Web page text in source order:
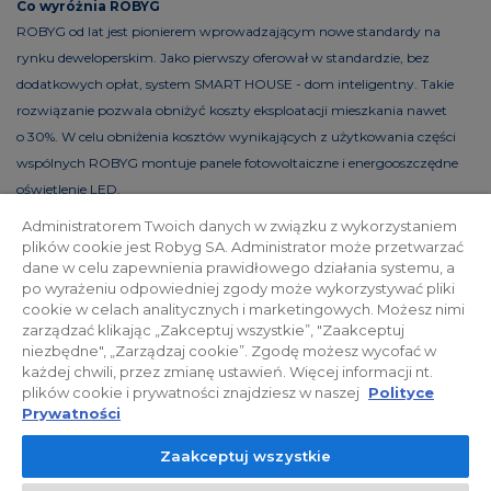
Co wyróżnia ROBYG
ROBYG od lat jest pionierem wprowadzającym nowe standardy na
rynku deweloperskim. Jako pierwszy oferował w standardzie, bez
dodatkowych opłat, system SMART HOUSE - dom inteligentny. Takie
rozwiązanie pozwala obniżyć koszty eksploatacji mieszkania nawet
o 30%. W celu obniżenia kosztów wynikających z użytkowania części
wspólnych ROBYG montuje panele fotowoltaiczne i energooszczędne
oświetlenie LED.
Polityka prywatności Relacje inwestorskie
Facebook
© 2026 ROBYG. Wszystkie prawa zastrzeżone. Powyższa oferta i
przedstawione materiały graficzne mają charakter jedynie
informacyjny, nie mogą być traktowane jako ostateczne projekty
realizacyjne, nie stanowią również oferty handlowej w rozumieniu art.
Administratorem Twoich danych w związku z wykorzystaniem
plików cookie jest Robyg SA. Administrator może przetwarzać
dane w celu zapewnienia prawidłowego działania systemu, a
po wyrażeniu odpowiedniej zgody może wykorzystywać pliki
cookie w celach analitycznych i marketingowych. Możesz nimi
zarządzać klikając „Zakceptuj wszystkie”, "Zaakceptuj
niezbędne", „Zarządzaj cookie”. Zgodę możesz wycofać w
każdej chwili, przez zmianę ustawień. Więcej informacji nt.
plików cookie i prywatności znajdziesz w naszej Polityce
Prywatności
Zaakceptuj wszystkie